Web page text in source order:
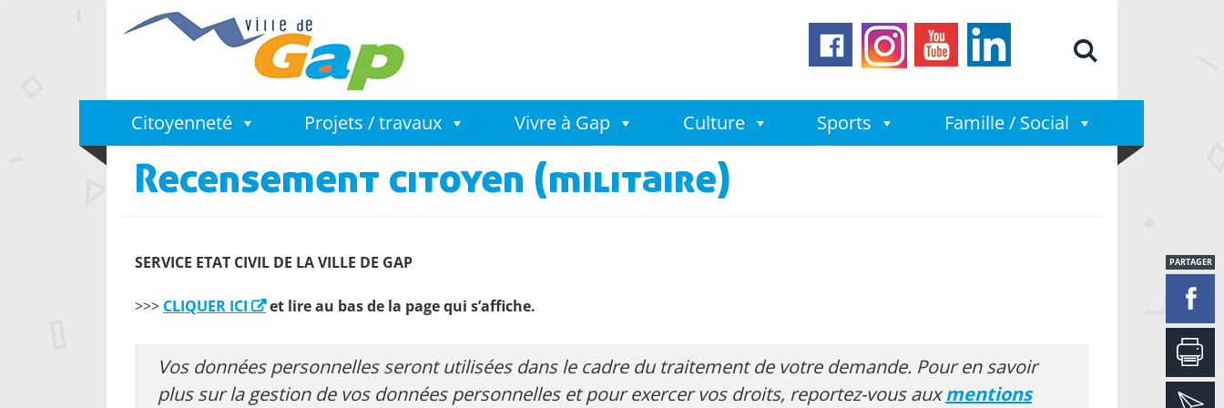
Citoyenneté Projets / travaux Vivre à Gap Culture Sports Famille / Social
PARTAGER
Recensement citoyen (militaire)
SERVICE ETAT CIVIL DE LA VILLE DE GAP
>>> CLIQUER ICI et lire au bas de la page qui s’affiche.
Vos données personnelles seront utilisées dans le cadre du traitement de votre demande. Pour en savoir
plus sur la gestion de vos données personnelles et pour exercer vos droits, reportez-vous auxmentions